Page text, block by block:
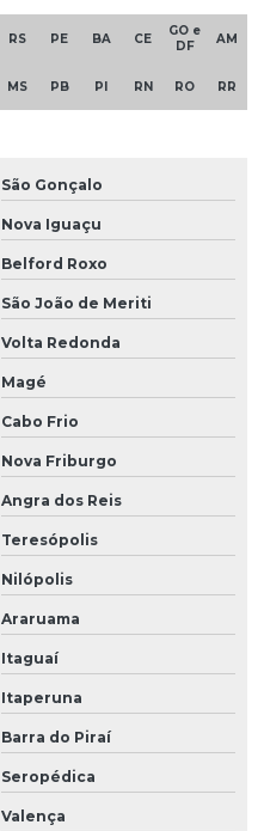
RS PE BA CE
GO e
DF
AM
MS PB PI RN RO RR
São Gonçalo
Nova Iguaçu
Belford Roxo
São João de Meriti
Volta Redonda
Magé
Cabo Frio
Nova Friburgo
Angra dos Reis
Teresópolis
Nilópolis
Araruama
Itaguaí
Itaperuna
Barra do Piraí
Seropédica
Valença